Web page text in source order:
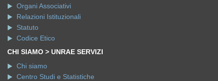
Organi Associativi
Relazioni Istituzionali
Statuto
Codice Etico
CHI SIAMO > UNRAE SERVIZI
Chi siamo
Centro Studi e Statistiche